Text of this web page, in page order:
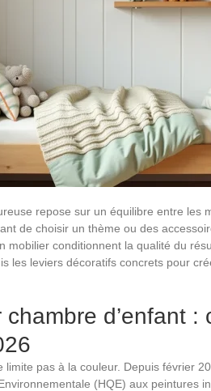
repose sur un équilibre entre les
de choisir un thème ou des
mobilier conditionnent la qualité du
les leviers décoratifs concrets pour
d’enfant :
limite pas à la couleur. Depuis février
(HQE) aux peintures